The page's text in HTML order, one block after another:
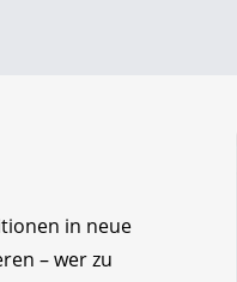
in neue
– wer zu